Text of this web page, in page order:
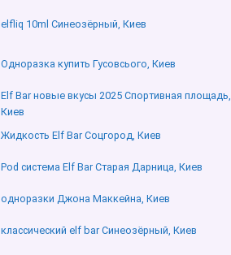
elfliq 10ml Синеозёрный, Киев
Одноразка купить Гусовсього, Киев
Elf Bar новые вкусы 2025 Спортивная площадь,
Киев
Жидкость Elf Bar Соцгород, Киев
Pod система Elf Bar Старая Дарница, Киев
одноразки Джона Маккейна, Киев
классический elf bar Синеозёрный, Киев